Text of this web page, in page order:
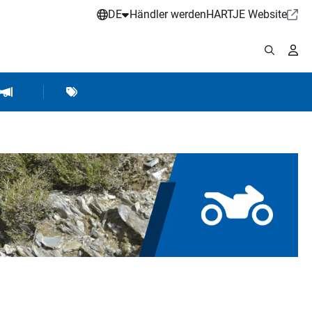
DE Händler werdenHARTJE Website
Hartje MarketingMarken